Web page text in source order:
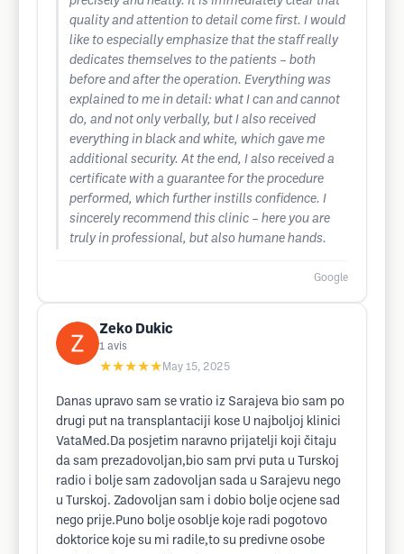
quality and attention to detail come first. I would
like to especially emphasize that the staff really
dedicates themselves to the patients – both
before and after the operation. Everything was
explained to me in detail: what I can and cannot
do, and not only verbally, but I also received
everything in black and white, which gave me
additional security. At the end, I also received a
certificate with a guarantee for the procedure
performed, which further instills confidence. I
sincerely recommend this clinic – here you are
truly in professional, but also humane hands.
Google
Zeko Dukic
1 avis
★★★★★ May 15, 2025
Danas upravo sam se vratio iz Sarajeva bio sam po
drugi put na transplantaciji kose U najboljoj klinici
VataMed.Da posjetim naravno prijatelji koji čitaju
da sam prezadovoljan,bio sam prvi puta u Turskoj
radio i bolje sam zadovoljan sada u Sarajevu nego
u Turskoj. Zadovoljan sam i dobio bolje ocjene sad
nego prije.Puno bolje osoblje koje radi pogotovo
doktorice koje su mi radile,to su predivne osobe